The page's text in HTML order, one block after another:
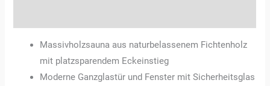
Massivholzsauna aus naturbelassenem Fichtenholz
mit platzsparendem Eckeinstieg
Moderne Ganzglastür und Fenster mit Sicherheitsglas